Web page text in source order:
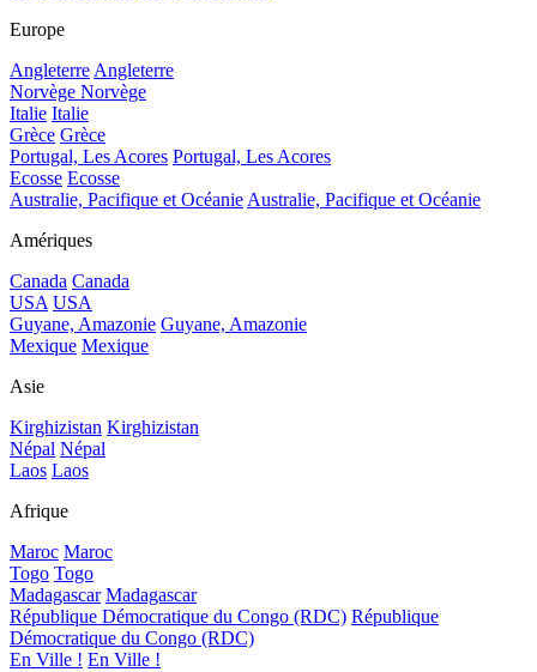
Europe
Angleterre Angleterre
Norvège Norvège
Italie Italie
Grèce Grèce
Portugal, Les Acores Portugal, Les Acores
Ecosse Ecosse
Australie, Pacifique et Océanie Australie, Pacifique et Océanie
Amériques
Canada Canada
USA USA
Guyane, Amazonie Guyane, Amazonie
Mexique Mexique
Asie
Kirghizistan Kirghizistan
Népal Népal
Laos Laos
Afrique
Maroc Maroc
Togo Togo
Madagascar Madagascar
République Démocratique du Congo (RDC) République
Démocratique du Congo (RDC)
En Ville ! En Ville !